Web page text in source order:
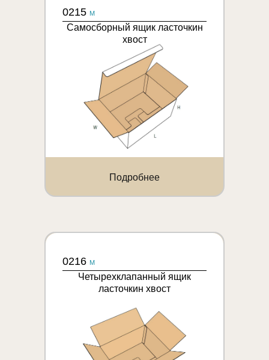
0215 M
Самосборный ящик ласточкин
хвост
Подробнее
0216 M
Четырехклапанный ящик
ласточкин хвост